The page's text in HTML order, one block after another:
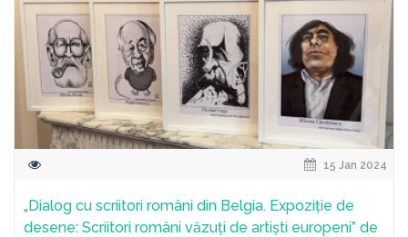
15 Jan 2024
„Dialog cu scriitori români din Belgia. Expoziție de
desene: Scriitori români văzuți de artiști europeni” de